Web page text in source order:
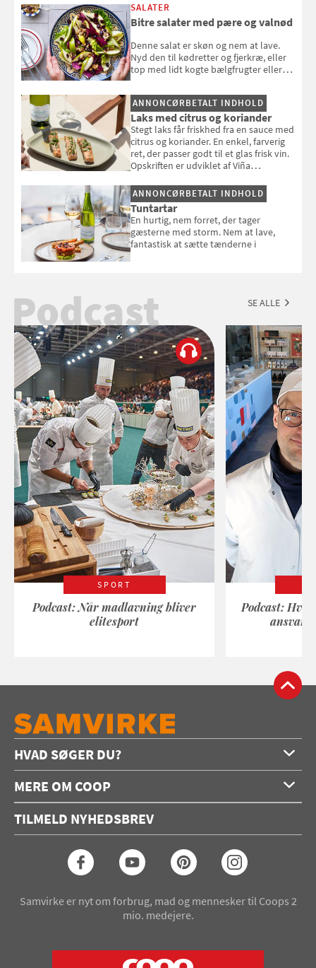
SALATER
Bitre salater med pære og valnød
Denne salat er skøn og nem at lave.
Nyd den til kødretter og fjerkræ, eller
top med lidt kogte bælgfrugter eller
selvstændigt måltid. Opskriften er fra
Louisa Lorangs kogebog "Salat".
ANNONCØRBETALT INDHOLD
Laks med citrus og koriander
Stegt laks får friskhed fra en sauce med
citrus og koriander. En enkel, farverig
ret, der passer godt til et glas frisk vin.
Opskriften er udviklet af Viña
ANNONCØRBETALT INDHOLD
Tuntartar
En hurtig, nem forret, der tager
gæsterne med storm. Nem at lave,
fantastisk at sætte tænderne i
Podcast SE ALLE
SPORT
Podcast: Når madlavning bliver
elitesport
Podcast:
HVAD SØGER DU?
Opskrifter
Konkurrencer
Seneste Samvirke-magasin
MERE OM COOP
Annoncering
Coop medlem
TILMELD NYHEDSBREV
Samvirke er nyt om forbrug, mad og mennesker til Coops 2
mio. medejere.